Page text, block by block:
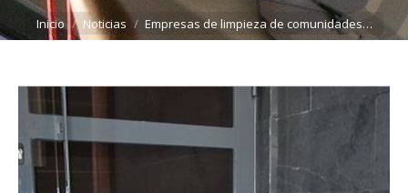
Estás aquí:
Inicio Noticias Empresas de limpieza de comunidades…